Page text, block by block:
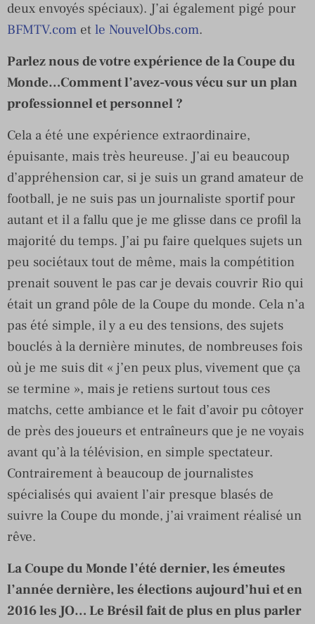
deux envoyés spéciaux). J’ai également pigé pour
BFMTV.com et le NouvelObs.com.
Parlez nous de votre expérience de la Coupe du
Monde…Comment l’avez-vous vécu sur un plan
professionnel et personnel ?
Cela a été une expérience extraordinaire,
épuisante, mais très heureuse. J’ai eu beaucoup
d’appréhension car, si je suis un grand amateur de
football, je ne suis pas un journaliste sportif pour
autant et il a fallu que je me glisse dans ce profil la
majorité du temps. J’ai pu faire quelques sujets un
peu sociétaux tout de même, mais la compétition
prenait souvent le pas car je devais couvrir Rio qui
était un grand pôle de la Coupe du monde. Cela n’a
pas été simple, il y a eu des tensions, des sujets
bouclés à la dernière minutes, de nombreuses fois
où je me suis dit « j’en peux plus, vivement que ça
se termine », mais je retiens surtout tous ces
matchs, cette ambiance et le fait d’avoir pu côtoyer
de près des joueurs et entraîneurs que je ne voyais
avant qu’à la télévision, en simple spectateur.
Contrairement à beaucoup de journalistes
spécialisés qui avaient l’air presque blasés de
suivre la Coupe du monde, j’ai vraiment réalisé un
rêve.
La Coupe du Monde l’été dernier, les émeutes
l’année dernière, les élections aujourd’hui et en
2016 les JO… Le Brésil fait de plus en plus parler